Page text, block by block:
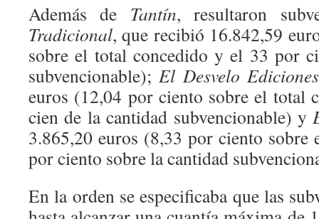
Además de Tantín, resultaron
Tradicional, que recibió 16.842,59
sobre el total concedido y el 33 por
subvencionable); El Desvelo
euros (12,04 por ciento sobre el total
cien de la cantidad subvencionable) y
3.865,20 euros (8,33 por ciento
por ciento sobre la cantidad
En la orden se especificaba que las